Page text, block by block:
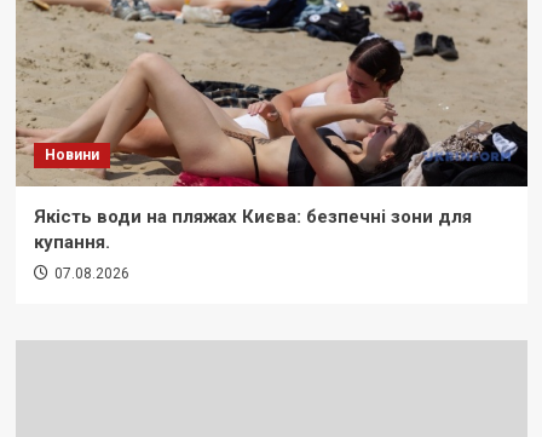
Новини
Якість води на пляжах Києва: безпечні зони для
купання.
07.08.2026